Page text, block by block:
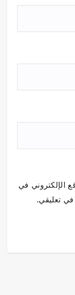
الإلكتروني في
في تعليقي.